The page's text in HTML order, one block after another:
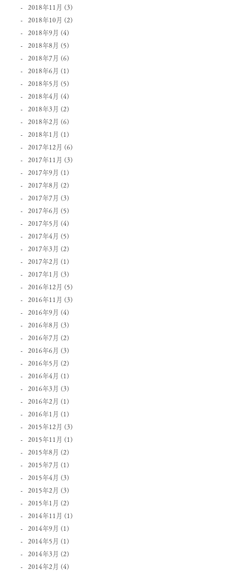
2018年11月 (3)
2018年10月 (2)
2018年9月 (4)
2018年8月 (5)
2018年7月 (6)
2018年6月 (1)
2018年5月 (5)
2018年4月 (4)
2018年3月 (2)
2018年2月 (6)
2018年1月 (1)
2017年12月 (6)
2017年11月 (3)
2017年9月 (1)
2017年8月 (2)
2017年7月 (3)
2017年6月 (5)
2017年5月 (4)
2017年4月 (5)
2017年3月 (2)
2017年2月 (1)
2017年1月 (3)
2016年12月 (5)
2016年11月 (3)
2016年9月 (4)
2016年8月 (3)
2016年7月 (2)
2016年6月 (3)
2016年5月 (2)
2016年4月 (1)
2016年3月 (3)
2016年2月 (1)
2016年1月 (1)
2015年12月 (3)
2015年11月 (1)
2015年8月 (2)
2015年7月 (1)
2015年4月 (3)
2015年2月 (3)
2015年1月 (2)
2014年11月 (1)
2014年9月 (1)
2014年5月 (1)
2014年3月 (2)
2014年2月 (4)